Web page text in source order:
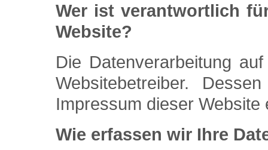
Wer ist verantwortlich
Website?
Die Datenverarbeitung
Websitebetreiber.
Impressum dieser Website
Wie erfassen wir Ihre